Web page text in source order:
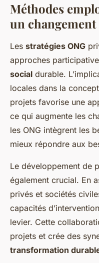
Méthodes
un
Les stratégies ONG
approches
social durable.
locales dans la
projets favorise une
ce qui augmente les
les ONG intègrent les
mieux répondre aux
Le développement de
également crucial. En
privés et sociétés
capacités
levier. Cette
projets et crée des
transformation